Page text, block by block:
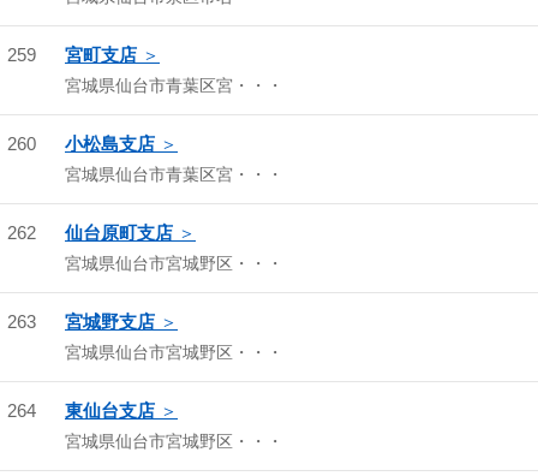
259 宮町支店
宮城県仙台市青葉区宮・・・
260 小松島支店
宮城県仙台市青葉区宮・・・
262 仙台原町支店
宮城県仙台市宮城野区・・・
263 宮城野支店
宮城県仙台市宮城野区・・・
264 東仙台支店
宮城県仙台市宮城野区・・・